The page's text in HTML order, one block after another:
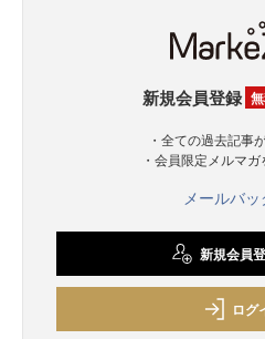
新規会員登録
・全ての過去記事
・会員限定メルマ
メールバ
新規会員
ログ